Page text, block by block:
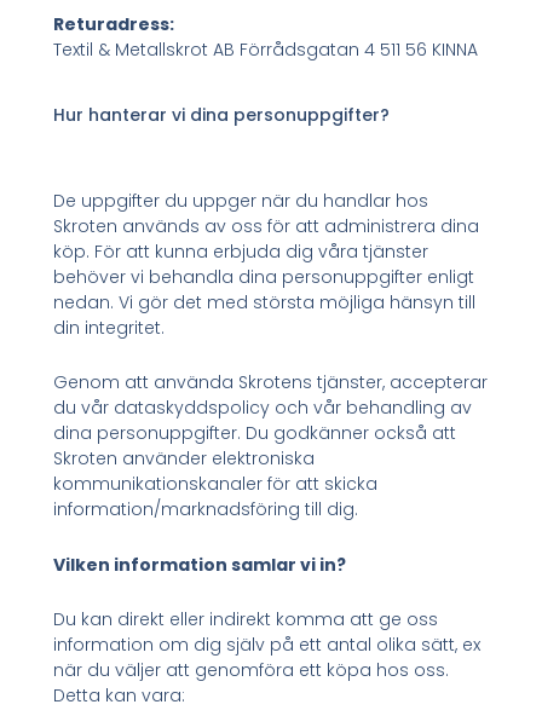
Returadress:
Textil & Metallskrot AB Förrådsgatan 4 511 56 KINNA
Hur hanterar vi dina personuppgifter?
De uppgifter du uppger när du handlar hos
Skroten används av oss för att administrera dina
köp. För att kunna erbjuda dig våra tjänster
behöver vi behandla dina personuppgifter enligt
nedan. Vi gör det med största möjliga hänsyn till
din integritet.
Genom att använda Skrotens tjänster, accepterar
du vår dataskyddspolicy och vår behandling av
dina personuppgifter. Du godkänner också att
Skroten använder elektroniska
kommunikationskanaler för att skicka
information/marknadsföring till dig.
Vilken information samlar vi in?
Du kan direkt eller indirekt komma att ge oss
information om dig själv på ett antal olika sätt, ex
när du väljer att genomföra ett köpa hos oss.
Detta kan vara: